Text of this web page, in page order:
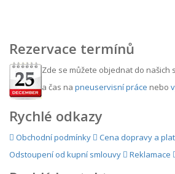
Rezervace termínů
Zde se můžete objednat do našich
a čas na pneuservisní práce nebo
Rychlé odkazy
Obchodní podmínky
Cena dopravy a
Odstoupení od kupní smlouvy
Reklamace